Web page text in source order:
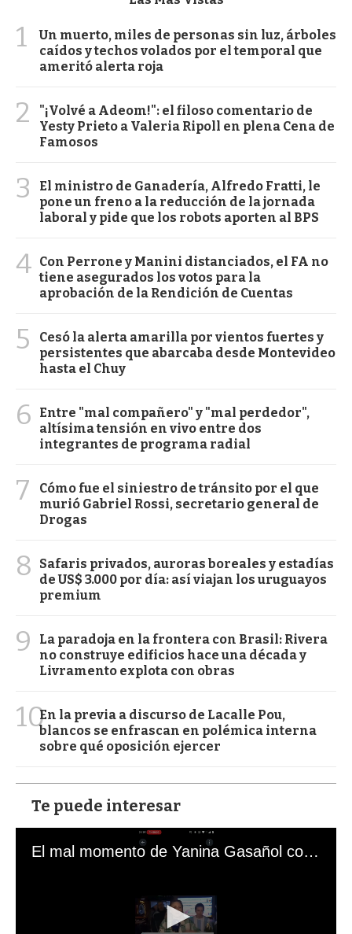
1
Un muerto, miles de personas sin luz, árboles
caídos y techos volados por el temporal que
ameritó alerta roja
2
"¡Volvé a Adeom!": el filoso comentario de
Yesty Prieto a Valeria Ripoll en plena Cena de
Famosos
3
El ministro de Ganadería, Alfredo Fratti, le
pone un freno a la reducción de la jornada
laboral y pide que los robots aporten al BPS
4 Con Perrone y Manini distanciados, el FA no
tiene asegurados los votos para la
aprobación de la Rendición de Cuentas
5
Cesó la alerta amarilla por vientos fuertes y
persistentes que abarcaba desde Montevideo
hasta el Chuy
6
Entre "mal compañero" y "mal perdedor",
altísima tensión en vivo entre dos
integrantes de programa radial
7
Cómo fue el siniestro de tránsito por el que
murió Gabriel Rossi, secretario general de
Drogas
8
Safaris privados, auroras boreales y estadías
de US$ 3.000 por día: así viajan los uruguayos
premium
9
La paradoja en la frontera con Brasil: Rivera
no construye edificios hace una década y
Livramento explota con obras
10En la previa a discurso de Lacalle Pou,
blancos se enfrascan en polémica interna
sobre qué oposición ejercer
Te puede interesar
El mal momento de Yanina Gasañol con un hincha argentino en "Subrayado"